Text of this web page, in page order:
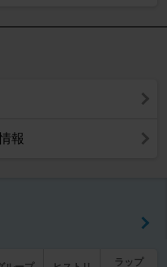
報
ラップ